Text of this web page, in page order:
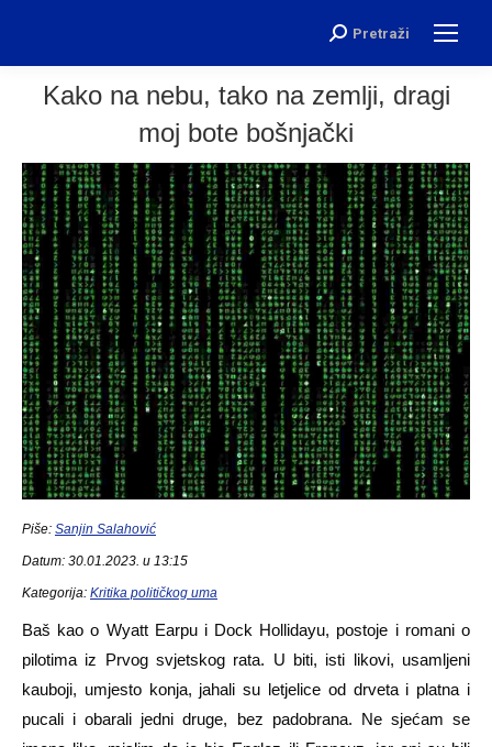
Search:
Pretraži
Kako na nebu, tako na zemlji, dragi
moj bote bošnjački
Piše: Sanjin Salahović
Datum: 30.01.2023. u 13:15
Kategorija: Kritika političkog uma
Baš kao o Wyatt Earpu i Dock Hollidayu, postoje i romani o
pilotima iz Prvog svjetskog rata. U biti, isti likovi, usamljeni
kauboji, umjesto konja, jahali su letjelice od drveta i platna i
pucali i obarali jedni druge, bez padobrana. Ne sjećam se